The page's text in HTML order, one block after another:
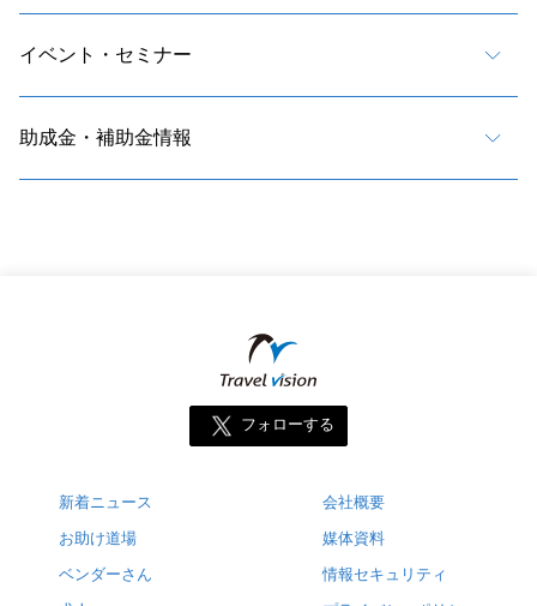
イベント・セミナー
助成金・補助金情報
フォローする
新着ニュース
お助け道場
ベンダーさん
会社概要
媒体資料
情報セキュリティ